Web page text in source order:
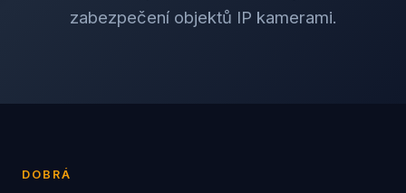
zabezpečení objektů IP kamerami.
DOBRÁ